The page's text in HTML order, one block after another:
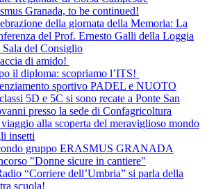
Granada, to be continued!
della giornata della Memoria: La
del Prof. Ernesto Galli della Loggia
Sala del Consiglio
di amido!
il diploma: scopriamo l’ITS!
sportivo PADEL e NUOTO
5D e 5C si sono recate a Ponte San
presso la sede di Confagricoltura
alla scoperta del meraviglioso mondo
insetti
gruppo ERASMUS GRANADA
"Donne sicure in cantiere"
“Corriere dell’Umbria” si parla della
scuola!